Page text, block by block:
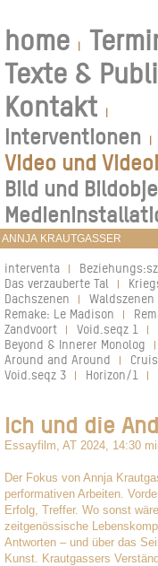
home |
Texte &
Kontakt |
Interventionen |
Video und
Bild und
interventa |
Das verzauberte Tal |
Dachszenen | Waldszenen
Remake: Le Madison |
Zandvoort | Void.seqz 1 |
Beyond & Innerer Monolog |
Around and Around |
Void.seqz 3 | Horizon/1 |
Ich und die
Essayfilm, AT 2024, 14:30
Der Fokus von Annja
performativen Arbeiten.
Erfolg, Treffer. Wo sonst
zeitgenössische
Antworten – und über das
Kunst. Krautgassers